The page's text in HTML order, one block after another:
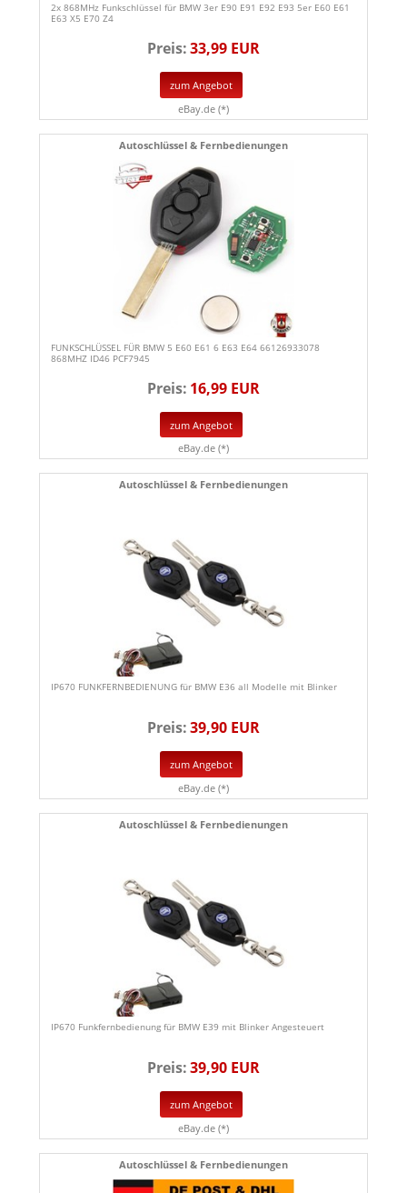
2x 868MHz Funkschlüssel für BMW 3er E90 E91 E92 E93 5er E60 E61
E63 X5 E70 Z4
Preis:33,99 EUR
zum Angebot
eBay.de (*)
Autoschlüssel & Fernbedienungen
FUNKSCHLÜSSEL FÜR BMW 5 E60 E61 6 E63 E64 66126933078
868MHZ ID46 PCF7945
Preis: 16,99 EUR
zum Angebot
eBay.de (*)
Autoschlüssel & Fernbedienungen
IP670 FUNKFERNBEDIENUNG für BMW E36 all Modelle mit Blinker
Preis:39,90 EUR
zum Angebot
eBay.de (*)
Autoschlüssel & Fernbedienungen
IP670 Funkfernbedienung für BMW E39 mit Blinker Angesteuert
Preis:39,90 EUR
zum Angebot
eBay.de (*)
Autoschlüssel & Fernbedienungen